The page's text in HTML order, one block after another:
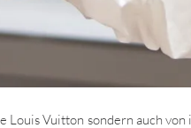
Vuitton sondern auch